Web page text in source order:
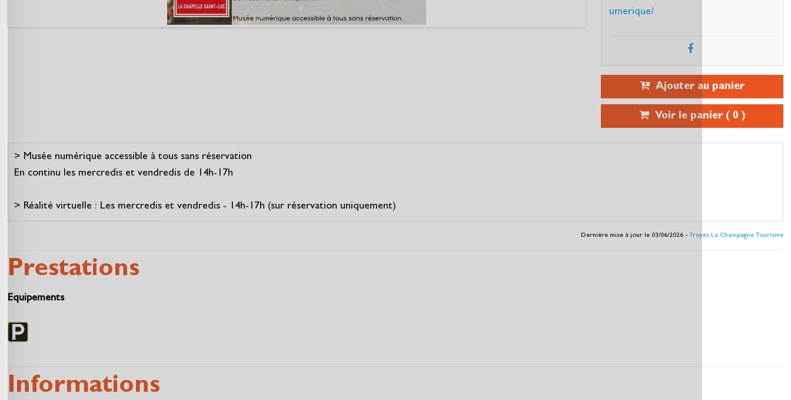
umerique/
Ajouter au panier
Voir le panier ( 0 )
> Musée numérique accessible à tous sans réservation
En continu les mercredis et vendredis de 14h-17h
> Réalité virtuelle : Les mercredis et vendredis - 14h-17h (sur réservation uniquement)
Dernière mise à jour le 03/06/2026 -Troyes La Champagne Tourisme
Prestations
Equipements
Informations